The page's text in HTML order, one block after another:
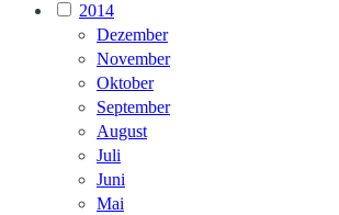
2014
Dezember
November
Oktober
September
August
Juli
Juni
Mai